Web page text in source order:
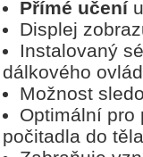
Přímé učení
Displej
Instalovaný
dálkového
Možnost
Optimální pro
počitadla do